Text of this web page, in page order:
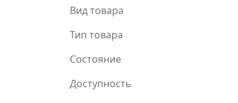
Вид товара
Тип товара
Состояние
Доступность